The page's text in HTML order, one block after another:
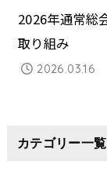
2026年通常総
取り組み
2026.03.16
カテゴリー一覧